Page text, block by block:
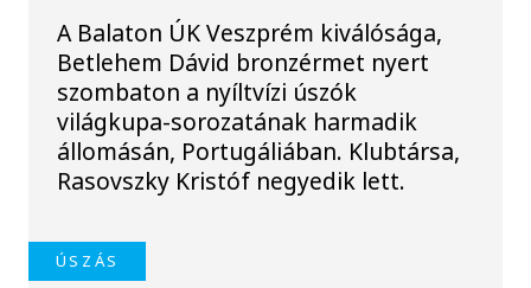
A Balaton ÚK Veszprém kiválósága,
Betlehem Dávid bronzérmet nyert
szombaton a nyíltvízi úszók
világkupa-sorozatának harmadik
állomásán, Portugáliában. Klubtársa,
Rasovszky Kristóf negyedik lett.
ÚSZÁS